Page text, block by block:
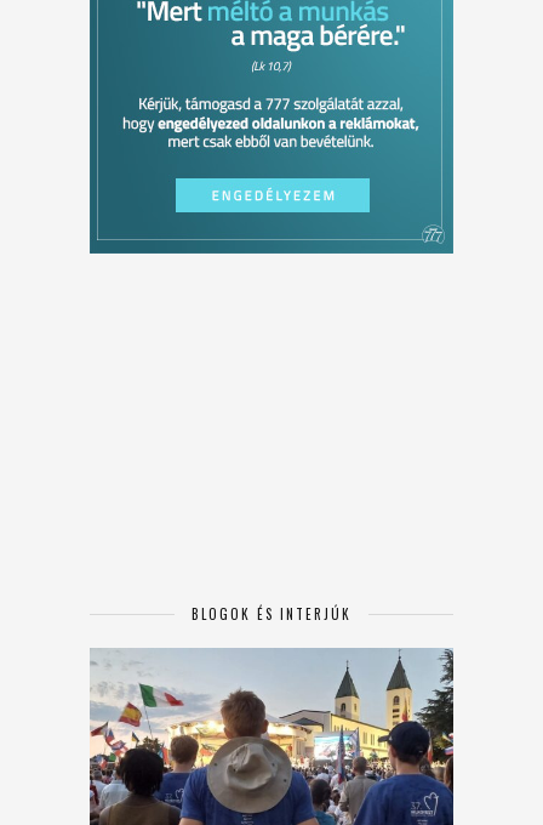
BLOGOK ÉS INTERJÚK